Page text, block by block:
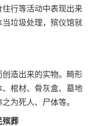
行等活动中表现出来
垃圾处理，殡仪馆就
造出来的实物。畸形
棺材、骨灰盒、墓地
为死人、尸体等。
葬